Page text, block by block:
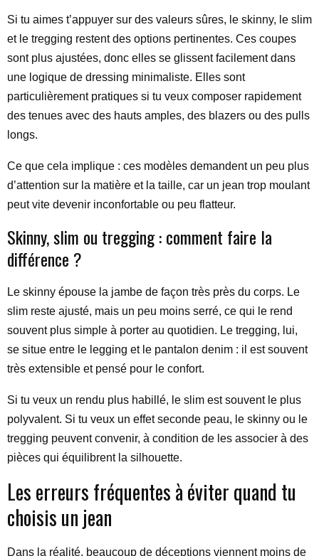
Si tu aimes t’appuyer sur des valeurs sûres, le skinny, le slim
et le tregging restent des options pertinentes. Ces coupes
sont plus ajustées, donc elles se glissent facilement dans
une logique de dressing minimaliste. Elles sont
particulièrement pratiques si tu veux composer rapidement
des tenues avec des hauts amples, des blazers ou des pulls
longs.
Ce que cela implique : ces modèles demandent un peu plus
d’attention sur la matière et la taille, car un jean trop moulant
peut vite devenir inconfortable ou peu flatteur.
Skinny, slim ou tregging : comment faire la
différence ?
Le skinny épouse la jambe de façon très près du corps. Le
slim reste ajusté, mais un peu moins serré, ce qui le rend
souvent plus simple à porter au quotidien. Le tregging, lui,
se situe entre le legging et le pantalon denim : il est souvent
très extensible et pensé pour le confort.
Si tu veux un rendu plus habillé, le slim est souvent le plus
polyvalent. Si tu veux un effet seconde peau, le skinny ou le
tregging peuvent convenir, à condition de les associer à des
pièces qui équilibrent la silhouette.
Les erreurs fréquentes à éviter quand tu
choisis un jean
Dans la réalité, beaucoup de déceptions viennent moins de